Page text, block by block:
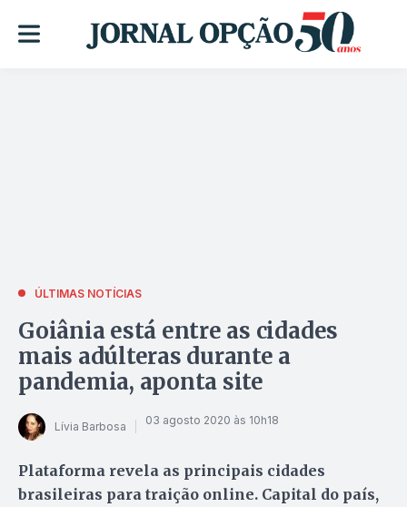
ÚLTIMAS NOTÍCIAS
Goiânia está entre as cidades
mais adúlteras durante a
pandemia, aponta site
Lívia Barbosa 03 agosto 2020 às 10h18
Plataforma revela as principais cidades
brasileiras para traição online. Capital do país,